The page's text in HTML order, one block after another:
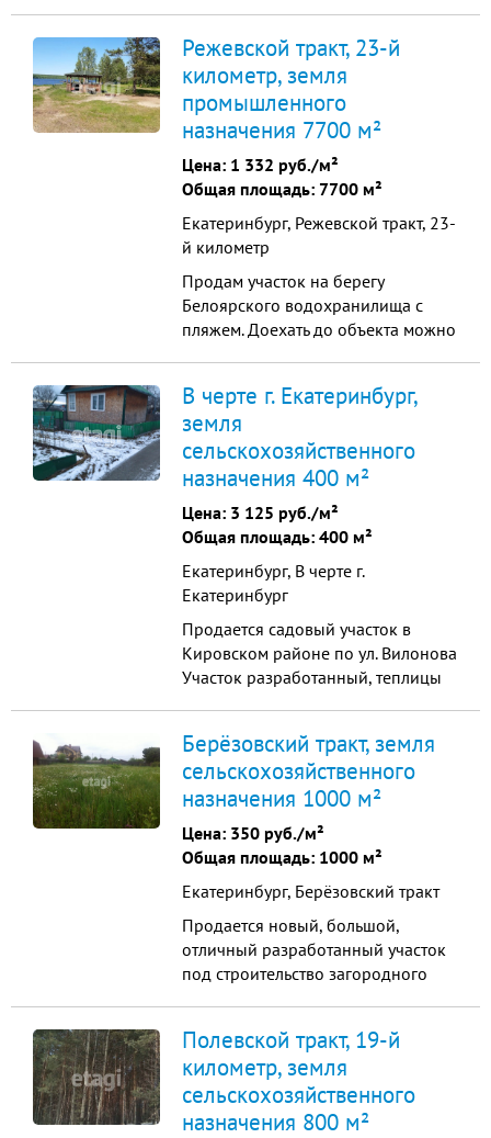
хорошей дороге, всегда без
пробок,есть заезд с ЕКАДа. Тихое
спокойное место, не далеко
Чусовское озеро,красивейший лес!
у...
Режевской тракт, 23-й
километр, земля
промышленного
назначения 7700 м²
Цена: 1 332 руб./м²
Общая площадь: 7700 м²
Екатеринбург, Режевской тракт, 23-
й километр
Продам участок на берегу
Белоярского водохранилища с
пляжем. Доехать до объекта можно
воздух, рыбалка, лесной массив.
Идеально подойдет под базу
отдыха. На земельном участке
имеется электричество, скважина,
В черте г. Екатеринбург,
земля
сельскохозяйственного
назначения 400 м²
Цена: 3 125 руб./м²
Общая площадь: 400 м²
Екатеринбург, В черте г.
Екатеринбург
Продается садовый участок в
Кировском районе по ул. Вилонова
Участок разработанный, теплицы
словно "пух". Участок никогда не
топит, можно приехать в любую
погоду и убедиться. Дом использую
для летнего проживания. . В саду
есть скважина , ...
Берёзовский тракт, земля
сельскохозяйственного
назначения 1000 м²
Цена: 350 руб./м²
Общая площадь: 1000 м²
Екатеринбург, Берёзовский тракт
Продается новый, большой,
отличный разработанный участок
под строительство загородного
жизни, для тех, кто ищет
спокойствие и уют. Расположен в
40 км от центра Екатеринбурга.
Участок правильной формы. Вы
Полевской тракт, 19-й
километр, земля
сельскохозяйственного
назначения 800 м²